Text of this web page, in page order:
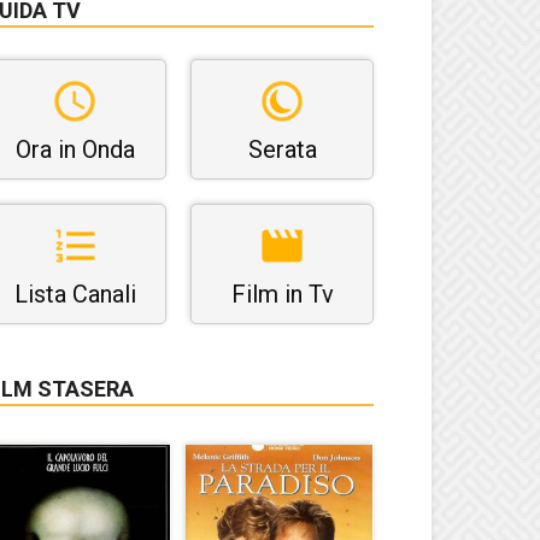
TV
Ora in Onda Serata
Lista Canali Film in Tv
STASERA